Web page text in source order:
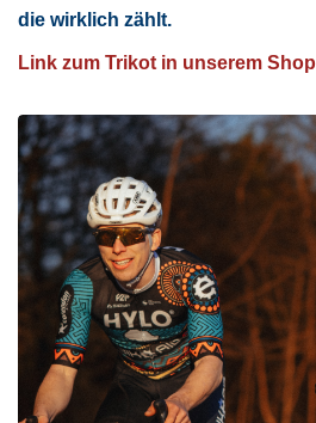
die wirklich zählt.
Link zum Trikot in unserem Shop